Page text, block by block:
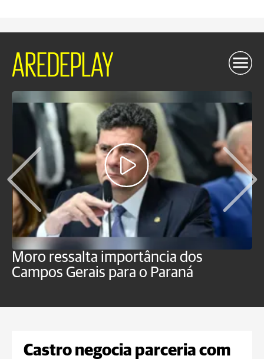
AREDEPLAY
Moro ressalta importância dos
Campos Gerais para o Paraná
Castro negocia parceria com